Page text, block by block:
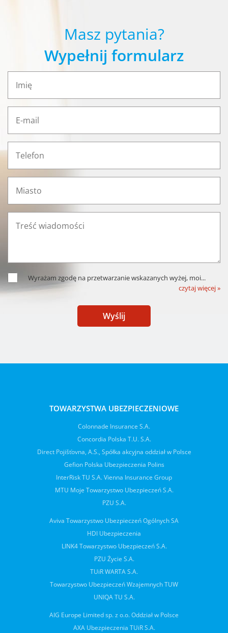
Masz pytania?
Wypełnij formularz
Wyrażam zgodę na przetwarzanie wskazanych wyżej, moi...
czytaj więcej »
Wyślij
TOWARZYSTWA UBEZPIECZENIOWE
Colonnade Insurance S.A.
Concordia Polska T.U. S.A.
Direct Pojišťovna, A.S., Spółka akcyjna oddział w Polsce
Gefion Polska Ubezpieczenia Polins
InterRisk TU S.A. Vienna Insurance Group
MTU Moje Towarzystwo Ubezpieczeń S.A.
PZU S.A.
Aviva Towarzystwo Ubezpieczeń Ogólnych SA
HDI Ubezpieczenia
LINK4 Towarzystwo Ubezpieczeń S.A.
PZU Życie S.A.
TUiR WARTA S.A.
Towarzystwo Ubezpieczeń Wzajemnych TUW
UNIQA TU S.A.
AIG Europe Limited sp. z o.o. Oddział w Polsce
AXA Ubezpieczenia TUiR S.A.